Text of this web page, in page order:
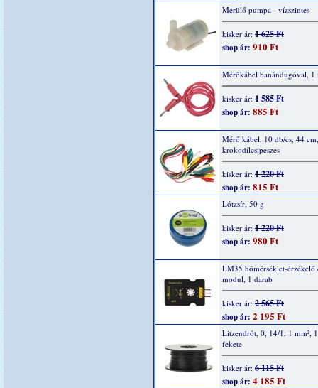
Merülő pumpa - vízszintes
kisker ár: 1 625 Ft
shop ár: 910 Ft
Mérőkábel banándugóval, 1
kisker ár: 1 585 Ft
shop ár: 885 Ft
Mérő kábel, 10 db/cs, 44 cm,
krokodílcsipeszes
kisker ár: 1 220 Ft
shop ár: 815 Ft
Lótzsír, 50 g
kisker ár: 1 220 Ft
shop ár: 980 Ft
LM35 hőmérséklet-érzékelő
modul, 1 darab
kisker ár: 2 565 Ft
shop ár: 2 195 Ft
Litzendrót, 0, 14/1, 1 mm²,
fekete
kisker ár: 6 115 Ft
shop ár: 4 185 Ft